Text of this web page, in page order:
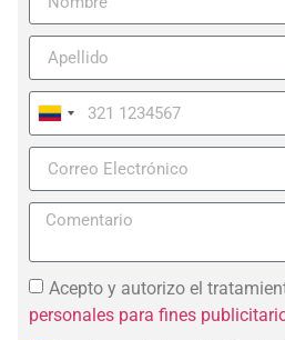
Colombia
+57
Acepto y autorizo el
personales para fines